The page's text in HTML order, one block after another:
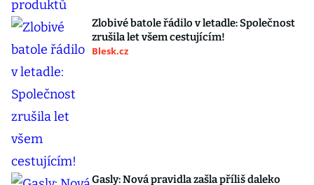
Zlobivé batole řádilo v letadle: Společnost
zrušila let všem cestujícím!
Blesk.cz
Gasly: Nová pravidla zašla příliš daleko